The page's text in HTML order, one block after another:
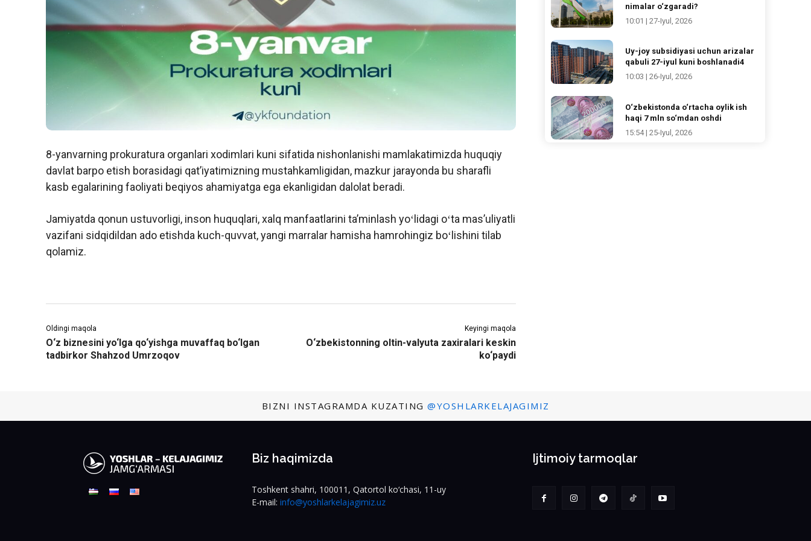
8-yanvarning prokuratura organlari xodimlari kuni sifatida nishonlanishi mamlakatimizda huquqiy
davlat barpo etish borasidagi qatʼiyatimizning mustahkamligidan, mazkur jarayonda bu sharafli
kasb egalarining faoliyati beqiyos ahamiyatga ega ekanligidan dalolat beradi.
Jamiyatda qonun ustuvorligi, inson huquqlari, xalq manfaatlarini taʼminlash yoʻlidagi oʻta masʼuliyatli
vazifani sidqidildan ado etishda kuch-quvvat, yangi marralar hamisha hamrohingiz boʻlishini tilab
qolamiz.
Oldingi maqola
O‘z biznesini yo‘lga qo‘yishga muvaffaq bo‘lgan
tadbirkor Shahzod Umrzoqov
Keyingi maqola
O‘zbekistonning oltin-valyuta zaxiralari keskin
ko‘paydi
nimalar o‘zgaradi?
10:01 | 27-Iyul, 2026
Uy-joy subsidiyasi uchun arizalar
qabuli 27-iyul kuni boshlanadi4
10:03 | 26-Iyul, 2026
O‘zbekistonda o‘rtacha oylik ish
haqi 7 mln so‘mdan oshdi
15:54 | 25-Iyul, 2026
BIZNI INSTAGRAMDA KUZATING @YOSHLARKELAJAGIMIZ
Biz haqimizda
Toshkent shahri, 100011, Qatortol ko‘chasi, 11-uy
E-mail: info@yoshlarkelajagimiz.uz
Ijtimoiy tarmoqlar